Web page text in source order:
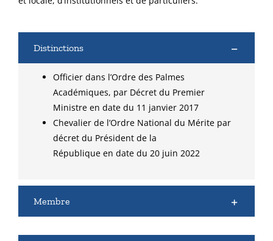
Distinctions
Officier dans l’Ordre des Palmes
Académiques, par Décret du Premier
Ministre en date du 11 janvier 2017
Chevalier de l’Ordre National du Mérite par
décret du Président de la
République en date du 20 juin 2022
Membre